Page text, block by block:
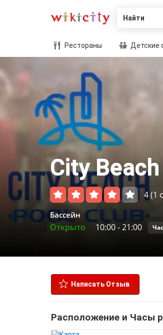
Найти
Рестораны Детские
City
4(1
Бассейн
Открыто 10:00-21:00
Написать Отзыв
Расположение и Часы